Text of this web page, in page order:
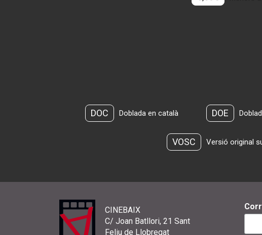
DOC Doblada en català DOE
VOSC Versió original
CINEBAIX
C/ Joan Batllori, 21 Sant
Feliu de Llobregat